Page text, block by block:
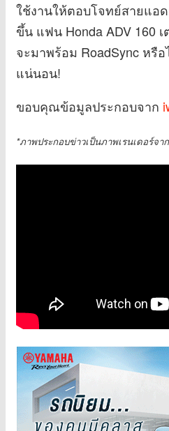
ใช้งานให้ตอบโจทย์สายแอ
ขึ้น แฟน Honda ADV 160
จะมาพร้อม RoadSync หรื
แน่นอน!
ขอบคุณข้อมูลประกอบจาก
*ภาพประกอบข่าวเป็นภาพเรนเดอร์จ